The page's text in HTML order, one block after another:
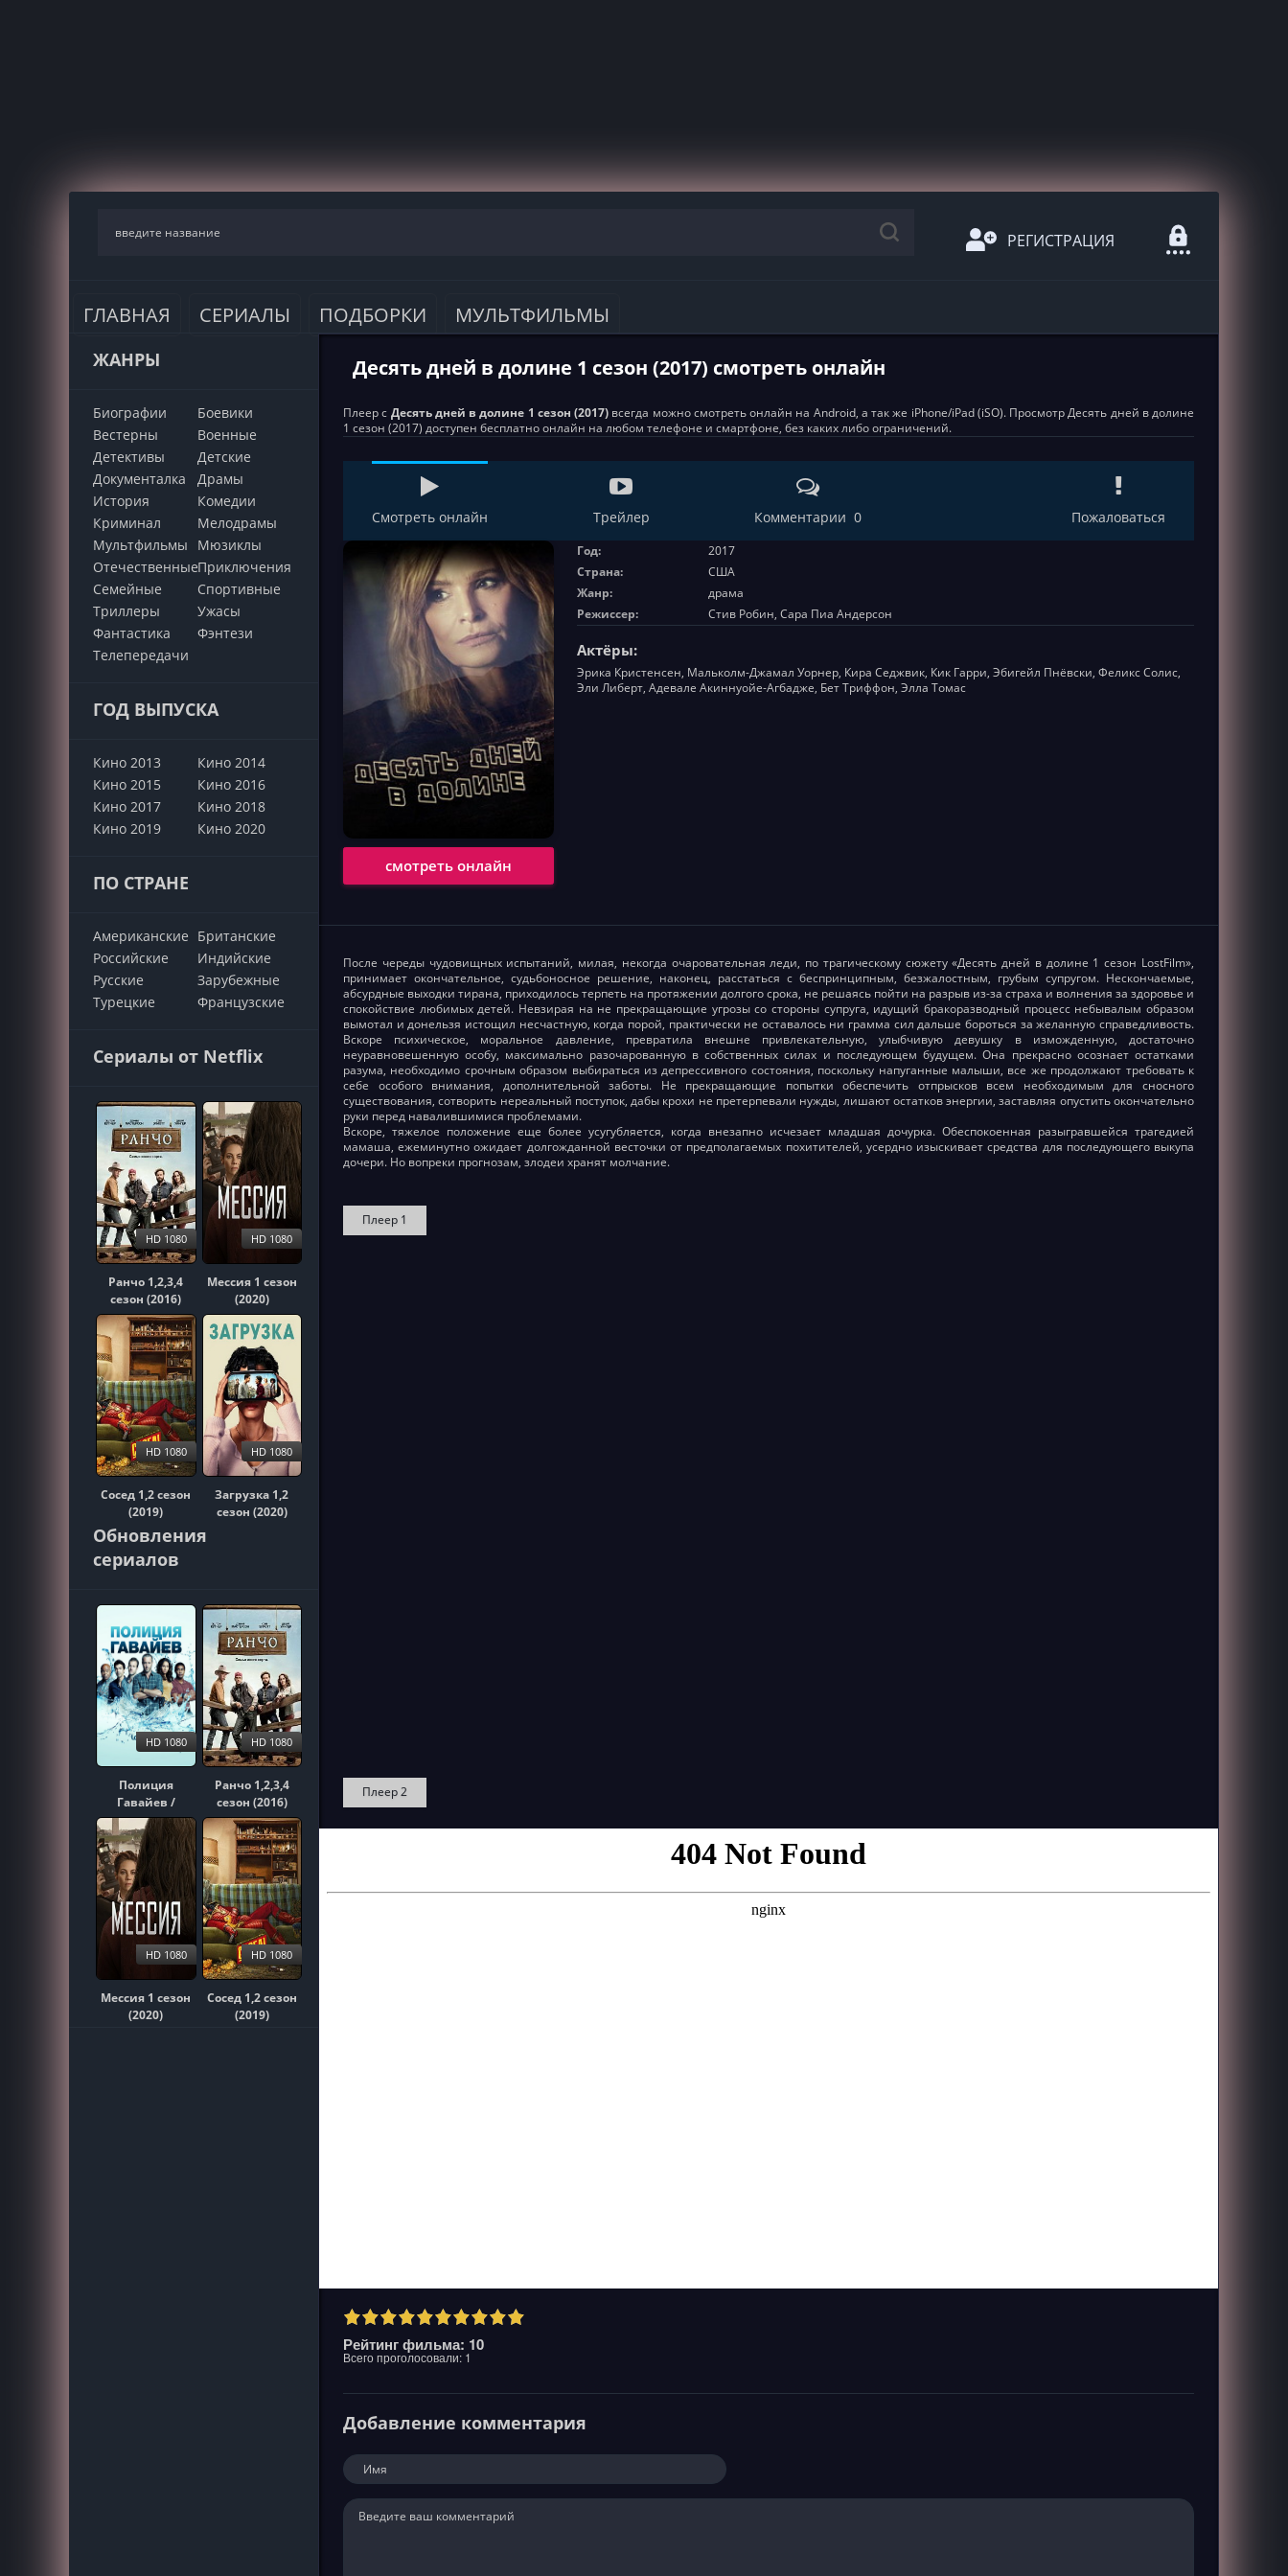
РЕГИСТРАЦИЯ
ГЛАВНАЯ СЕРИАЛЫ ПОДБОРКИ МУЛЬТФИЛЬМЫ
ЖАНРЫ
Биографии
Боевики
Вестерны
Военные
Детективы
Детские
Документалка
Драмы
История
Комедии
Криминал
Мелодрамы
Мультфильмы
Мюзиклы
ОтечественныеПриключения
Семейные
Cпортивные
Триллеры
Ужасы
Фантастика
Фэнтези
Телепередачи
ГОД ВЫПУСКА
Кино 2013
Кино 2014
Кино 2015
Кино 2016
Кино 2017
Кино 2018
Кино 2019
Кино 2020
ПО СТРАНЕ
Американские Британские
Российские
Индийские
Русские
Зарубежные
Турецкие
Французские
Сериалы от Netflix
Ранчо 1,2,3,4
сезон (2016)
HD 1080
Мессия 1 сезон
(2020)
HD 1080
Сосед 1,2 сезон
(2019)
HD 1080
Загрузка 1,2
сезон (2020)
HD 1080
Обновления
сериалов
Полиция
Гавайев /
Гавайи 5-0
1,2,3,4,5,6,7,8,9,10
сезон (2010)
HD 1080
Ранчо 1,2,3,4
сезон (2016)
HD 1080
Мессия 1 сезон
(2020)
HD 1080
Сосед 1,2 сезон
(2019)
HD 1080
Десять дней в долине 1 сезон (2017) смотреть онлайн
Плеер с Десять дней в долине 1 сезон (2017) всегда можно смотреть онлайн на Android, а так же iPhone/iPad (iSO). Просмотр Десять дней в долине
1 сезон (2017) доступен бесплатно онлайн на любом телефоне и смартфоне, без каких либо ограничений.
Смотреть онлайн Трейлер Комментарии 0 Пожаловаться
смотреть онлайн
Год:
2017
Страна:
США
Жанр:
драма
Режиссер:
Стив Робин, Сара Пиа Андерсон
Актёры:
Эрика Кристенсен, Мальколм-Джамал Уорнер, Кира Седжвик, Кик Гарри, Эбигейл Пнёвски, Феликс Солис,
Эли Либерт, Адевале Акиннуойе-Агбадже, Бет Триффон, Элла Томас
После череды чудовищных испытаний, милая, некогда очаровательная леди, по трагическому сюжету «Десять дней в долине 1 сезон LostFilm»,
принимает окончательное, судьбоносное решение, наконец, расстаться с беспринципным, безжалостным, грубым супругом. Нескончаемые,
абсурдные выходки тирана, приходилось терпеть на протяжении долгого срока, не решаясь пойти на разрыв из-за страха и волнения за здоровье и
спокойствие любимых детей. Невзирая на не прекращающие угрозы со стороны супруга, идущий бракоразводный процесс небывалым образом
вымотал и донельзя истощил несчастную, когда порой, практически не оставалось ни грамма сил дальше бороться за желанную справедливость.
Вскоре психическое, моральное давление, превратила внешне привлекательную, улыбчивую девушку в изможденную, достаточно
неуравновешенную особу, максимально разочарованную в собственных силах и последующем будущем. Она прекрасно осознает остатками
разума, необходимо срочным образом выбираться из депрессивного состояния, поскольку напуганные малыши, все же продолжают требовать к
себе особого внимания, дополнительной заботы. Не прекращающие попытки обеспечить отпрысков всем необходимым для сносного
существования, сотворить нереальный поступок, дабы крохи не претерпевали нужды, лишают остатков энергии, заставляя опустить окончательно
руки перед навалившимися проблемами.
Вскоре, тяжелое положение еще более усугубляется, когда внезапно исчезает младшая дочурка. Обеспокоенная разыгравшейся трагедией
мамаша, ежеминутно ожидает долгожданной весточки от предполагаемых похитителей, усердно изыскивает средства для последующего выкупа
дочери. Но вопреки прогнозам, злодеи хранят молчание.
Плеер 1
Плеер 2
Рейтинг фильма: 10
Всего проголосовали: 1
Добавление комментария